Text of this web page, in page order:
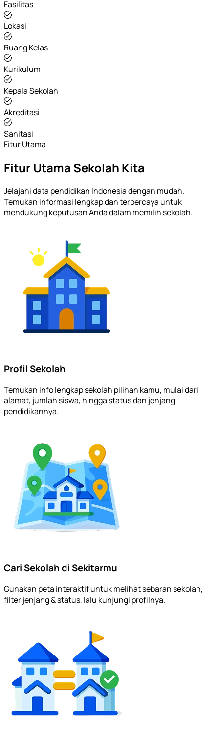
Fasilitas
Lokasi
Ruang Kelas
Kurikulum
Kepala Sekolah
Akreditasi
Sanitasi
Fitur Utama
Fitur Utama Sekolah Kita
Jelajahi data pendidikan Indonesia dengan mudah.
Temukan informasi lengkap dan terpercaya untuk
mendukung keputusan Anda dalam memilih sekolah.
Profil Sekolah
Temukan info lengkap sekolah pilihan kamu, mulai dari
alamat, jumlah siswa, hingga status dan jenjang
pendidikannya.
Cari Sekolah di Sekitarmu
Gunakan peta interaktif untuk melihat sebaran sekolah,
filter jenjang & status, lalu kunjungi profilnya.